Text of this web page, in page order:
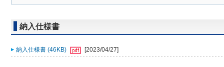
納入仕様書
納入仕様書 (46KB) [2023/04/27]